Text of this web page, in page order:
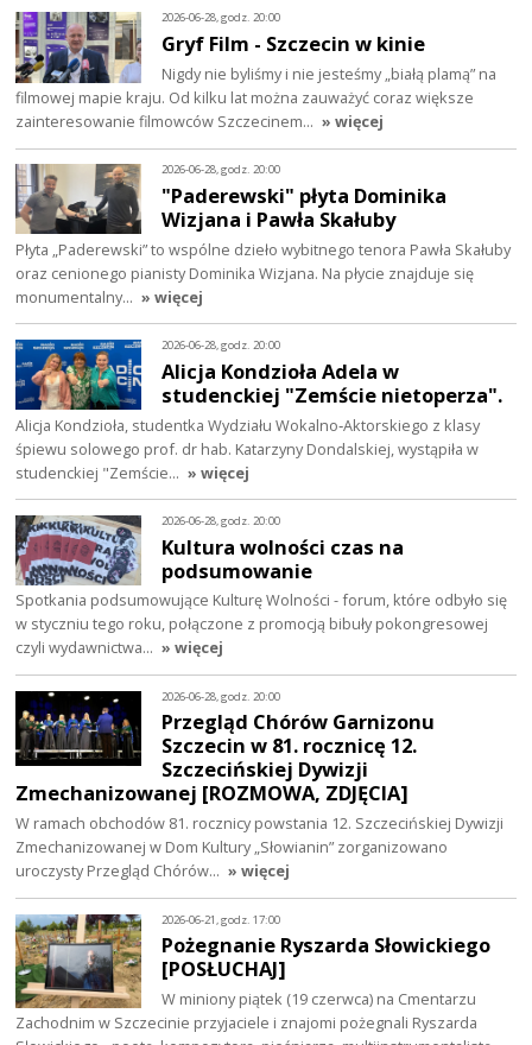
2026-06-28, godz. 20:00
Gryf Film - Szczecin w kinie
Nigdy nie byliśmy i nie jesteśmy „białą plamą” na
filmowej mapie kraju. Od kilku lat można zauważyć coraz większe
zainteresowanie filmowców Szczecinem… » więcej
2026-06-28, godz. 20:00
"Paderewski" płyta Dominika
Wizjana i Pawła Skałuby
Płyta „Paderewski” to wspólne dzieło wybitnego tenora Pawła Skałuby
oraz cenionego pianisty Dominika Wizjana. Na płycie znajduje się
monumentalny… » więcej
2026-06-28, godz. 20:00
Alicja Kondzioła Adela w
studenckiej "Zemście nietoperza".
Alicja Kondzioła, studentka Wydziału Wokalno‑Aktorskiego z klasy
śpiewu solowego prof. dr hab. Katarzyny Dondalskiej, wystąpiła w
studenckiej "Zemście… » więcej
2026-06-28, godz. 20:00
Kultura wolności czas na
podsumowanie
Spotkania podsumowujące Kulturę Wolności - forum, które odbyło się
w styczniu tego roku, połączone z promocją bibuły pokongresowej
czyli wydawnictwa… » więcej
2026-06-28, godz. 20:00
Przegląd Chórów Garnizonu
Szczecin w 81. rocznicę 12.
Szczecińskiej Dywizji
Zmechanizowanej [ROZMOWA, ZDJĘCIA]
W ramach obchodów 81. rocznicy powstania 12. Szczecińskiej Dywizji
Zmechanizowanej w Dom Kultury „Słowianin” zorganizowano
uroczysty Przegląd Chórów… » więcej
2026-06-21, godz. 17:00
Pożegnanie Ryszarda Słowickiego
[POSŁUCHAJ]
W miniony piątek (19 czerwca) na Cmentarzu
Zachodnim w Szczecinie przyjaciele i znajomi pożegnali Ryszarda